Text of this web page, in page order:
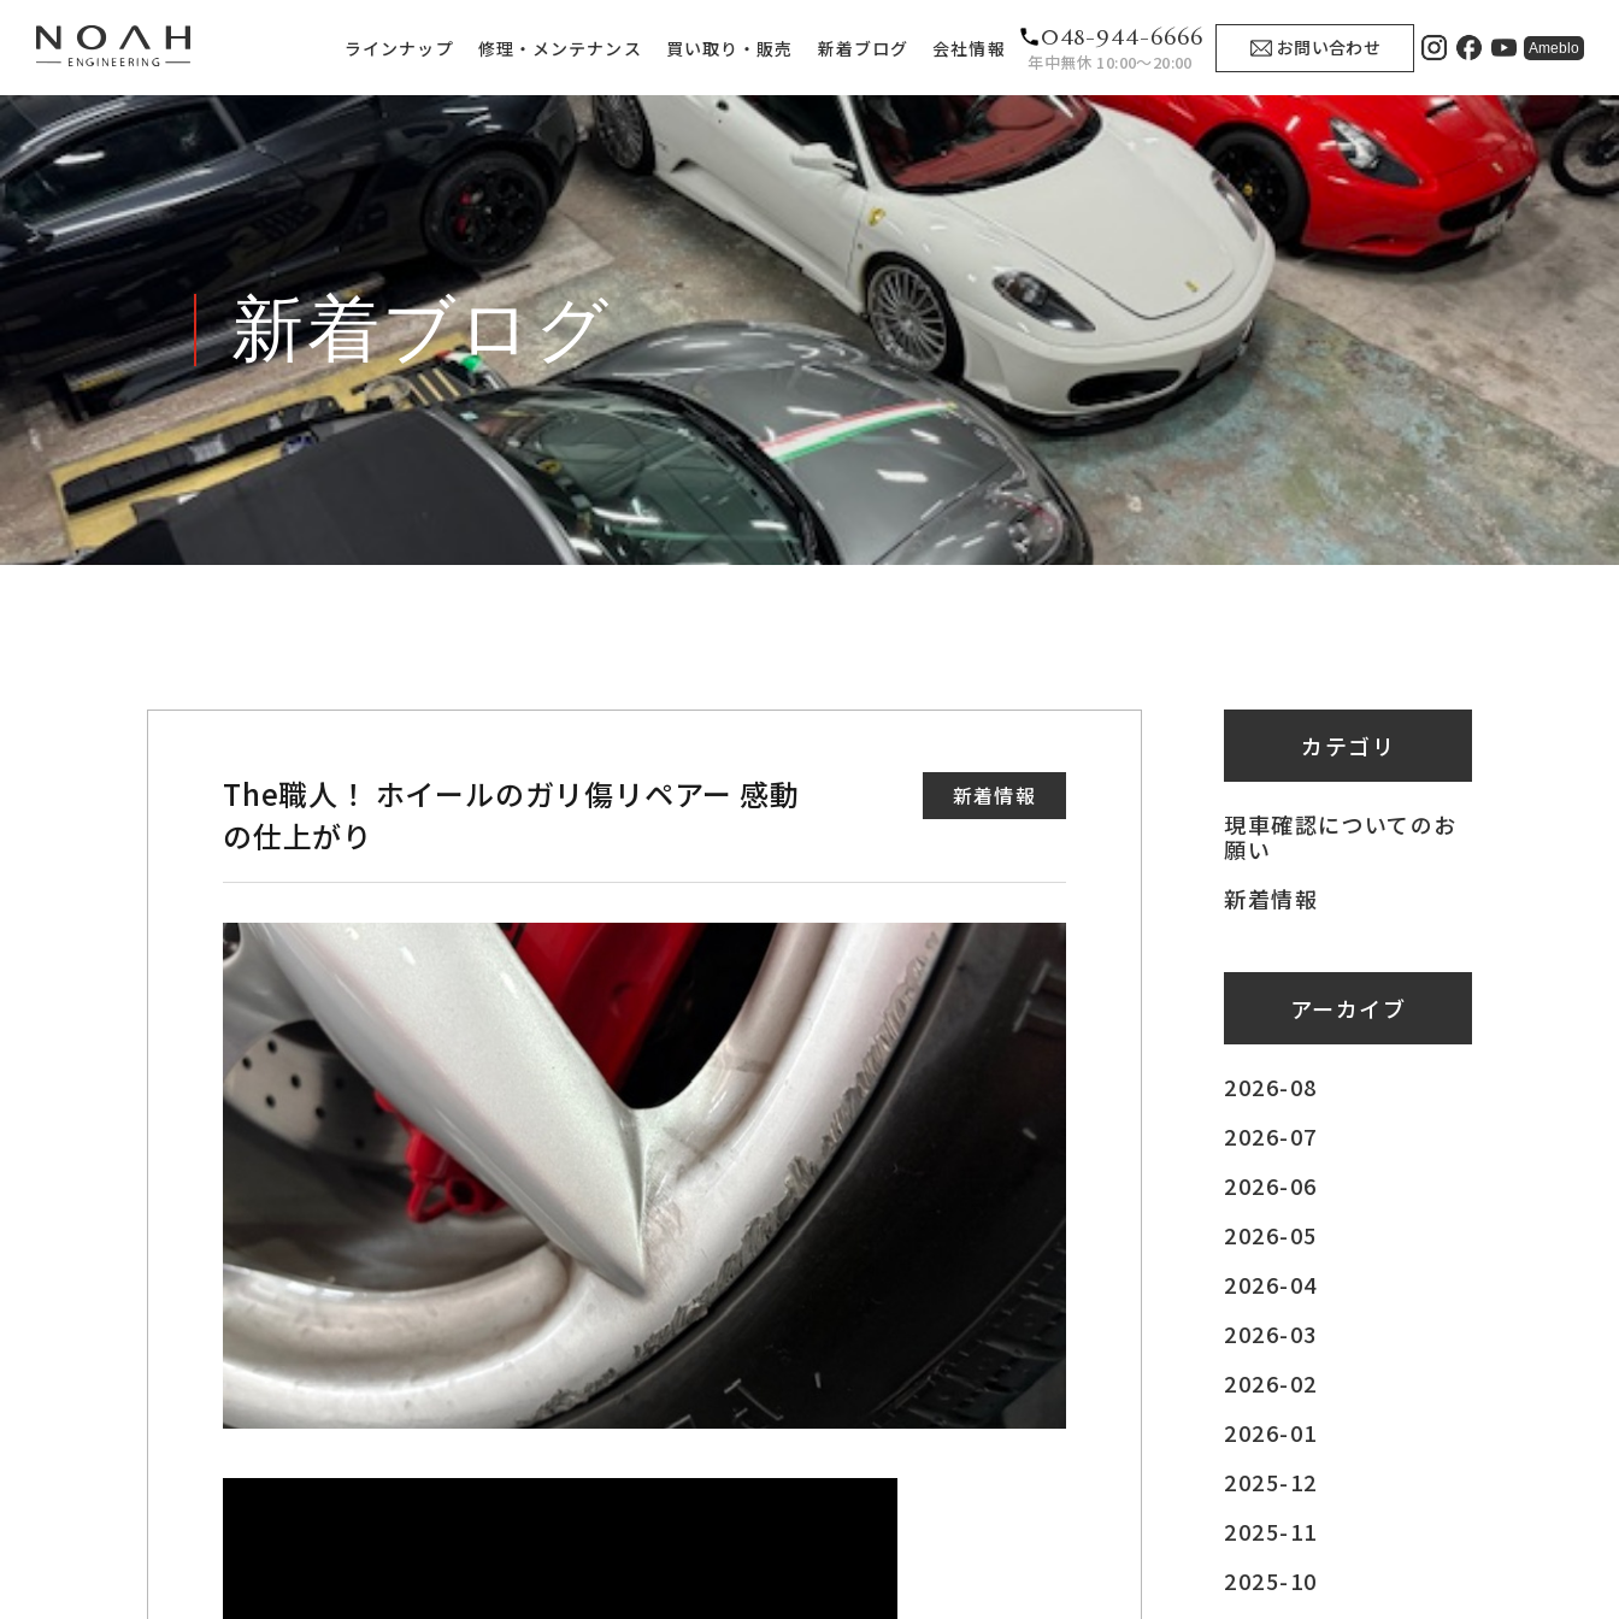
ラインナップ 修理・メンテナンス 買い取り・販売 新着ブログ 会社情報 048-944-6666
年中無休 10:00〜20:00
お問い合わせ Ameblo
新着ブログ
The職人！ ホイールのガリ傷リペアー 感動
の仕上がり
新着情報
カテゴリ
現車確認についてのお
願い
新着情報
アーカイブ
2026-08
2026-07
2026-06
2026-05
2026-04
2026-03
2026-02
2026-01
2025-12
2025-11
2025-10